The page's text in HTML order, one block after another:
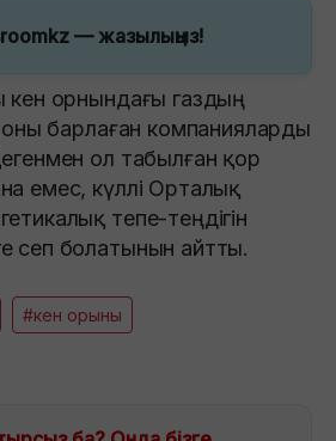
— жазылыңыз!
кен орнындағы газдың
оны барлаған компанияларды
ол табылған қор
емес, күллі Орталық
тепе-теңдігін
сеп болатынын айтты.
#кен орыны